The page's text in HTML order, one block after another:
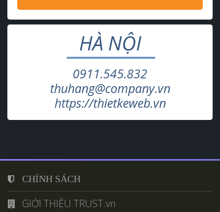
HÀ NỘI
0911.545.832
thuhang@company.vn
https://thietkeweb.vn
CHÍNH SÁCH
GIỚI THIỆU TRUST.vn